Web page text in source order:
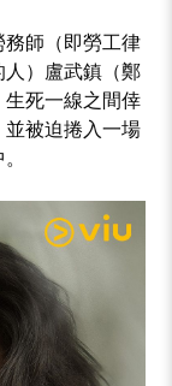
師（即勞工律
）盧武鎮（鄭
死一線之間倖
被迫捲入一場